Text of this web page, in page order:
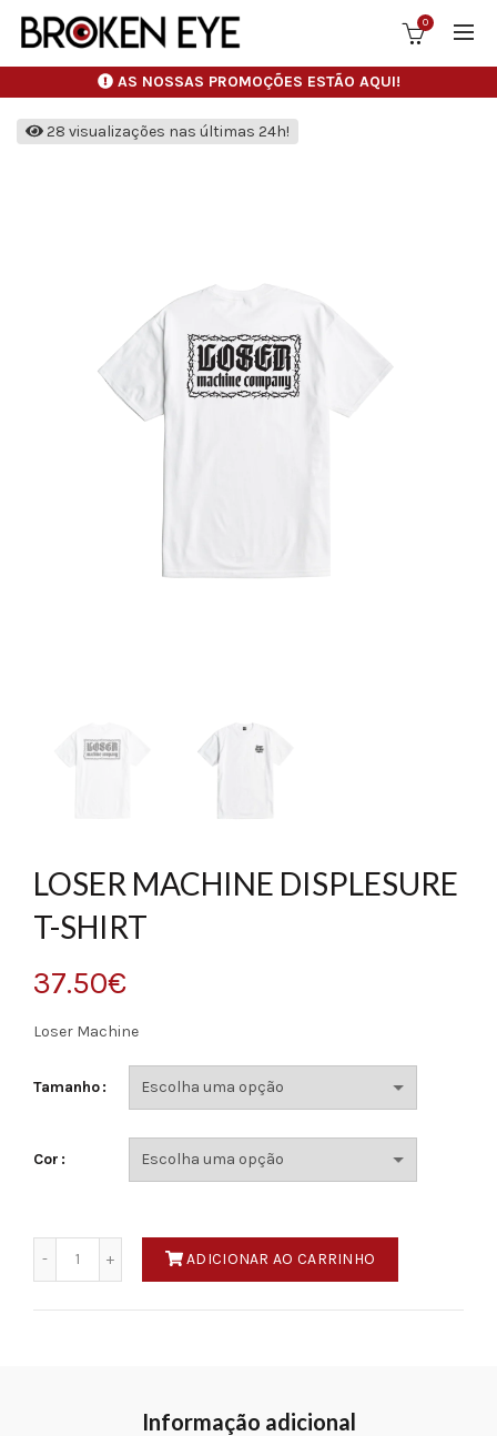
0
AS NOSSAS PROMOÇÕES ESTÃO AQUI!
28 visualizações nas últimas 24h!
LOSER MACHINE DISPLESURE
T-SHIRT
37.50€
Loser Machine
Tamanho
Cor
Quantidade
ADICIONAR AO CARRINHO
Informação adicional